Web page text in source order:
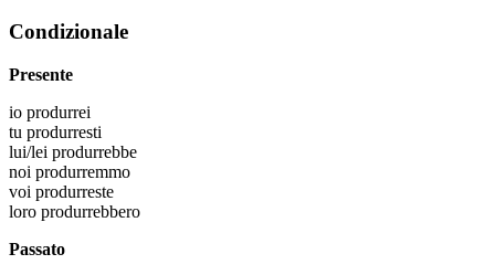
Condizionale
Presente
io produrrei
tu produrresti
lui/lei produrrebbe
noi produrremmo
voi produrreste
loro produrrebbero
Passato